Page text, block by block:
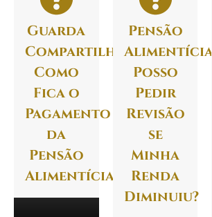
Guarda
Compartilhada:
Como
Fica o
Pagamento
da
Pensão
Alimentícia?
Pensão
Alimentícia:
Posso
Pedir
Revisão
se
Minha
Renda
Diminuiu?